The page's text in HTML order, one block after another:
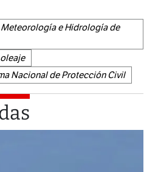
e Hidrología de
oleaje
Nacional de Protección Civil